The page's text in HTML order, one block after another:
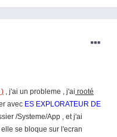
) , j'ai un probleme , j'ai rooté
avec ES EXPLORATEUR DE
/Systeme/App , et j'ai
se bloque sur l'ecran